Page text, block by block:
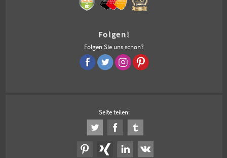
Folgen!
Folgen Sie uns schon?
Seite teilen: